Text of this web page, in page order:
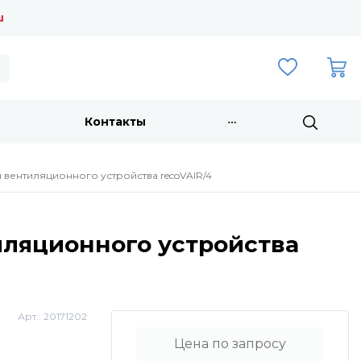
Контакты
устройства recoVAIR/4
устройства
Арт.: 20171202
Цена по запросу